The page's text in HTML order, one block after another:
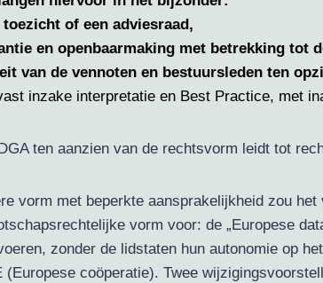
of een adviesraad,
en openbaarmaking met betrekking tot
van de vennoten en bestuursleden ten
inzake interpretatie en Best Practice, met
ten aanzien van de rechtsvorm leidt tot
vorm met beperkte aansprakelijkheid zou
vorm voor: de „Europese
zonder de lidstaten hun autonomie op
coöperatie). Twee